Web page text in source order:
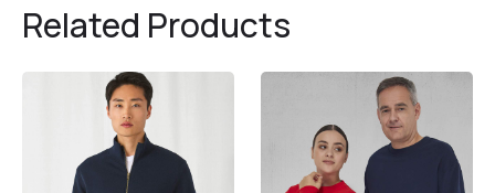
Related Products